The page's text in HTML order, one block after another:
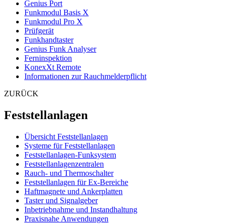
Genius Port
Funkmodul Basis X
Funkmodul Pro X
Prüfgerät
Funkhandtaster
Genius Funk Analyser
Ferninspektion
KonexXt Remote
Informationen zur Rauchmelderpflicht
ZURÜCK
Feststellanlagen
Übersicht Feststellanlagen
Systeme für Feststellanlagen
Feststellanlagen-Funksystem
Feststellanlagenzentralen
Rauch- und Thermoschalter
Feststellanlagen für Ex-Bereiche
Haftmagnete und Ankerplatten
Taster und Signalgeber
Inbetriebnahme und Instandhaltung
Praxisnahe Anwendungen